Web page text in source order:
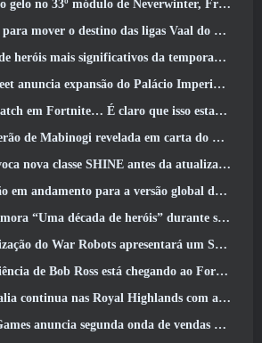
no 33º módulo de Neverwinter, Frio cortante
das ligas Vaal do Path Of Exile 2 antes do lançamento do Return Of The Ancients
heróis mais significativos da temporada 8
do Palácio Imperial e compartilha um roteiro de conteúdo “massivo”
Fortnite… É claro que isso estava prestes a acontecer
de Mabinogi revelada em carta do produtor
classe SHINE antes da atualização de junho
para a versão global do ‘Teste de Prólogo’ Limit Zero Breakers da NCSoft
década de heróis” durante seu 10º aniversário
Robots apresentará um Sniper inspirado em Lovecraft
de Bob Ross está chegando ao Fortnite
nas Royal Highlands com a atualização de hoje
segunda onda de vendas de ingressos ExileCon